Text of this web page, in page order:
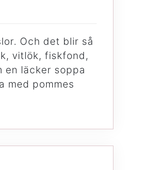
Och det blir så
vitlök, fiskfond,
en läcker soppa
med pommes